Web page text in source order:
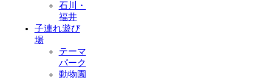
石川・
福井
子連れ遊び
場
テーマ
パーク
動物園